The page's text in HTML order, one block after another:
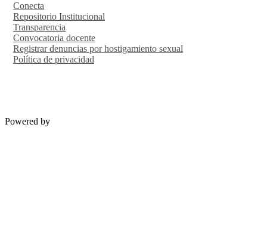
Conecta
Repositorio Institucional
Transparencia
Convocatoria docente
Registrar denuncias por hostigamiento sexual
Política de privacidad
Powered by